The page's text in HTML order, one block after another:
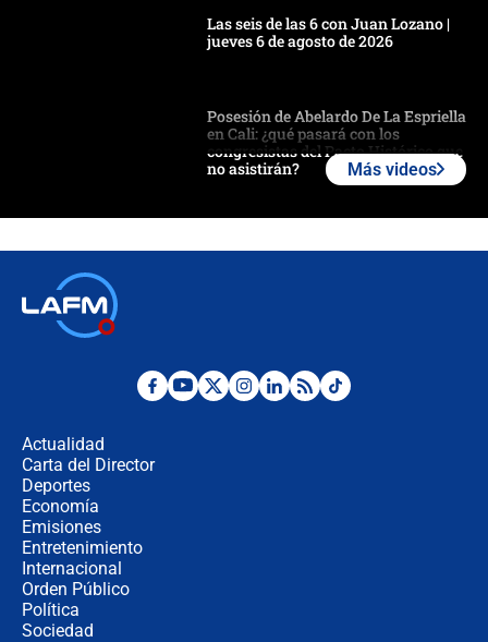
Las seis de las 6 con Juan Lozano |
jueves 6 de agosto de 2026
Posesión de Abelardo De La Espriella
en Cali: ¿qué pasará con los
congresistas del Pacto Histórico que
no asistirán?
crece el pulso por la elección del
¿Por qué De la Espriella gobernará
Más videos
Actualidad
Carta del Director
Deportes
Economía
Emisiones
Entretenimiento
Internacional
Orden Público
Política
Sociedad